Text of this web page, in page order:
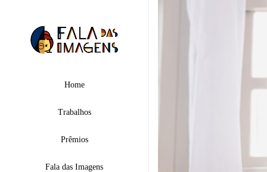
Home
Trabalhos
Prêmios
Fala das Imagens